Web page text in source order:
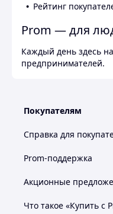
Рейтинг
Prom — для
Каждый день здесь
предпринимателей.
Покупателям
Справка для
Prom-поддержка
Акционные
Что такое «Купить с